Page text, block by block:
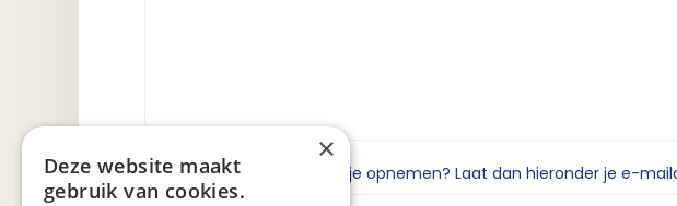
Wil je dat we contact met je opnemen? Laat dan hieronder je e-
×
Deze website maakt
gebruik van cookies.